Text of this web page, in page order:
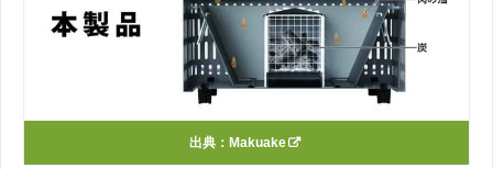
出典： Makuake